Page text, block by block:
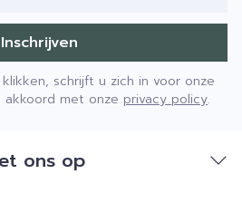
Inschrijven
schrijft u zich in voor onze
akkoord met onze privacy policy.
ons op